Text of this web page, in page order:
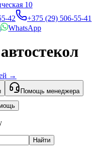
10
42
+375 (29) 506-55-41
WhatsApp
→
Помощь менеджера
Найти